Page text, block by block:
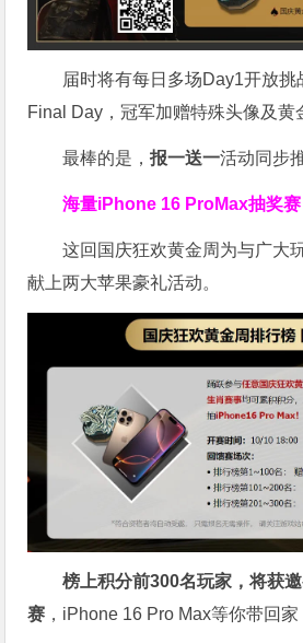
届时将有每日多场Day1开放
Final Day，冠军加赠特殊头像及黄
最棒的是，报一送一活动同步
海量iPhone 16 ProMax抽奖赛
这回国庆狂欢黄金周为与广大
献上两大苹果豪礼活动。
榜上积分前300名玩家，将获
赛 ，iPhone 16 Pro Max等你带回家